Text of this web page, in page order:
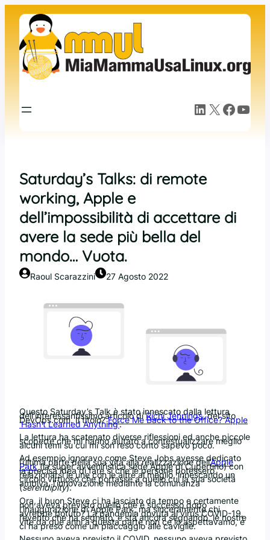
contenuto
LinkedIn X Facebook YouTube
Saturday’s Talks: di remote
working, Apple e
dell’impossibilità di accettare di
avere la sede più bella del
mondo… Vuota.
Raoul Scarazzini 27 Agosto 2022
Questo Saturday’s Talk è stato innescato dalla lettura
dell’interessantissimo articolo diRichi Jennings, del sito
DevOps.com. Il titolo?Force Me Back to the Office? Apple
‘Hasn’t Learned Anything’.
La lettura ha scatenato diverse riflessioni ed anche piccole
scoperte che mi hanno aiutato a contestualizzare meglio
alcuni temi su cui mi son reso conto sapevo poco.
Ad esempio ignoravo come Steve Jobs avesse dedicato
l’ultima parte della sua vita alla realizzazione dell’Apple
Park(la super avveniristica sede Apple di Cupertino) con
la precisa idea di fare sì che le persone potessero
relazionarsi le une con le altre al meglio, innescando un
circolo virtuoso che portasse a quello cui la sua società
ambiva, l’innovazione mediante la comunanza
(serendipity).
Ora, il buon Steve ci ha lasciato da tempo e certamente
non aveva previsto quello che è successo dopo
l’inaugurazione di Apple Park, ma sinceramente chi
avrebbe potuto? La pandemia dovuta al virus COVID-19,
l’evento che ha segnato, e sta ancora segnando, le nostre
vite da due anni a questa parte non ce lo aspettavamo, e
ci ha preso come un placcaggio alle caviglie.